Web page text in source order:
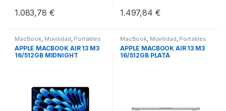
1.083,78 € 1.497,84 €
MacBook, Movilidad, Portátiles
APPLE MACBOOK AIR 13 M3
16/512GB MIDNIGHT
MacBook, Movilidad, Portátiles
APPLE MACBOOK AIR 13 M3
16/512GB PLATA